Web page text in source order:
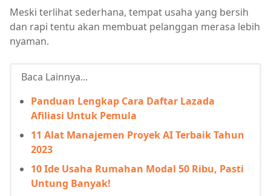
Meski terlihat sederhana, tempat usaha yang bersih
dan rapi tentu akan membuat pelanggan merasa lebih
nyaman.
Baca Lainnya...
Panduan Lengkap Cara Daftar Lazada
Afiliasi Untuk Pemula
11 Alat Manajemen Proyek AI Terbaik Tahun
2023
10 Ide Usaha Rumahan Modal 50 Ribu, Pasti
Untung Banyak!